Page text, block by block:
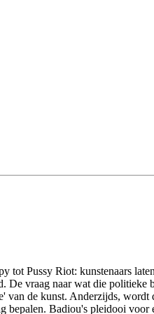
tot Pussy Riot: kunstenaars
vraag naar wat die
de kunst. Anderzijds,
Badiou's pleidooi